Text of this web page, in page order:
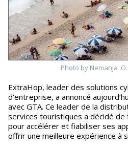
Photo by Nemanja
ExtraHop, leader des solutions cyber-analytiques
d’entreprise, a annoncé
avec GTA. Ce leader de la
services touristiques a décidé de
pour accélérer et fiabiliser ses
offrir une meilleure expérience à